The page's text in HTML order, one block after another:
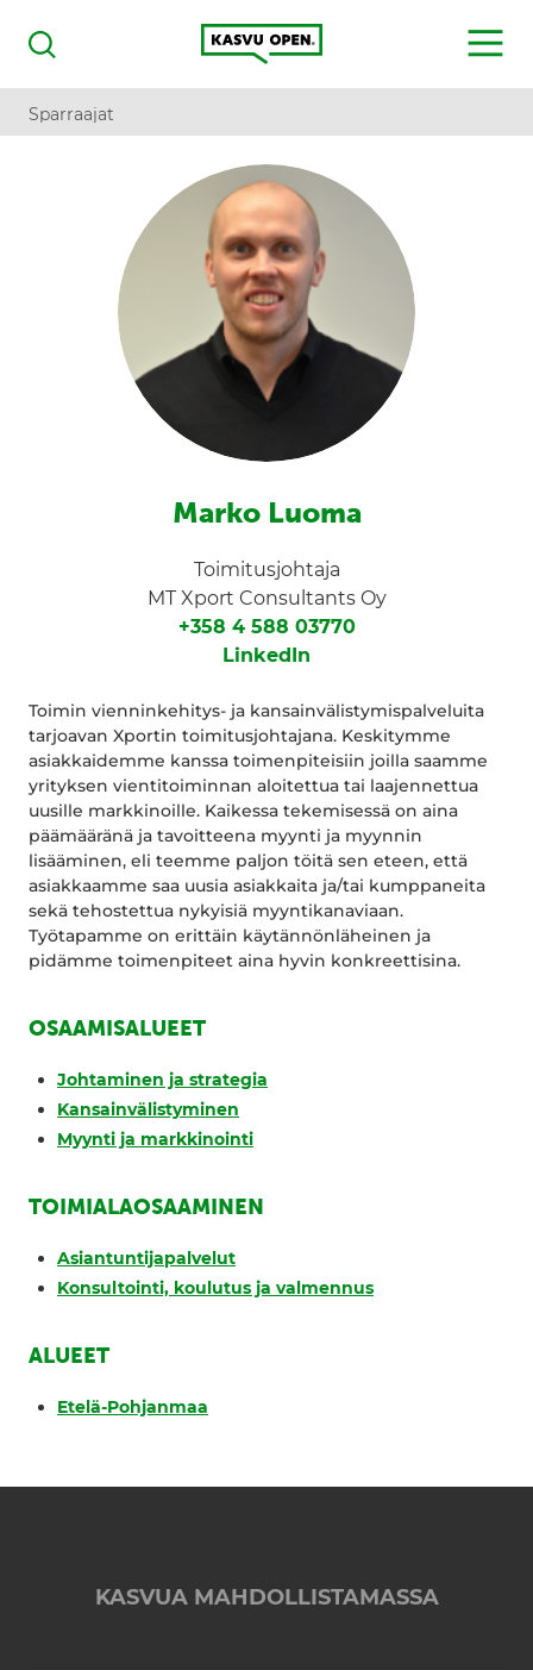
Haku
Kasvu Open
MENU
Sparraajat
Marko Luoma
Toimitusjohtaja
MT Xport Consultants Oy
+358 4 588 03770
LinkedIn
Toimin vienninkehitys- ja kansainvälistymispalveluita
tarjoavan Xportin toimitusjohtajana. Keskitymme
asiakkaidemme kanssa toimenpiteisiin joilla saamme
yrityksen vientitoiminnan aloitettua tai laajennettua
uusille markkinoille. Kaikessa tekemisessä on aina
päämääränä ja tavoitteena myynti ja myynnin
lisääminen, eli teemme paljon töitä sen eteen, että
asiakkaamme saa uusia asiakkaita ja/tai kumppaneita
sekä tehostettua nykyisiä myyntikanaviaan.
Työtapamme on erittäin käytännönläheinen ja
pidämme toimenpiteet aina hyvin konkreettisina.
OSAAMISALUEET
Johtaminen ja strategia
Kansainvälistyminen
Myynti ja markkinointi
TOIMIALAOSAAMINEN
Asiantuntijapalvelut
Konsultointi, koulutus ja valmennus
ALUEET
Etelä-Pohjanmaa
KASVUA MAHDOLLISTAMASSA